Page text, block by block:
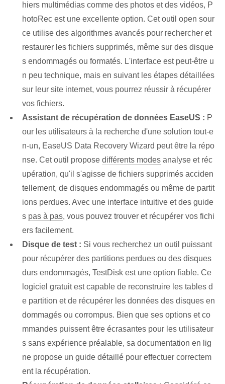
hiers multimédias comme des photos et des vidéos, P
hotoRec est une excellente option. Cet outil open sour
ce utilise des algorithmes avancés pour rechercher et
restaurer les fichiers supprimés, même sur des disque
s endommagés ou formatés. L'interface est peut-être u
n peu technique, mais en suivant les étapes détaillées
sur leur site internet, vous pourrez réussir à récupérer
vos fichiers.
Assistant de récupération de données EaseUS : P
our les utilisateurs à la recherche d'une solution tout-e
n-un, EaseUS Data Recovery Wizard peut être la répo
nse. Cet outil propose différents modes analyse et réc
upération, qu'il s'agisse de fichiers supprimés acciden
tellement, de disques endommagés ou même de partit
ions perdues. Avec une interface intuitive et des guide
s pas à pas, vous pouvez trouver et récupérer vos fichi
ers facilement.
Disque de test : Si vous recherchez un outil puissant
pour récupérer des partitions perdues ou des disques
durs endommagés, TestDisk est une option fiable. Ce
logiciel gratuit est capable de reconstruire les tables d
e partition et de récupérer les données des disques en
dommagés ou corrompus. Bien que ses options et co
mmandes puissent être écrasantes pour les utilisateur
s sans expérience préalable, sa documentation en lig
ne propose un guide détaillé pour effectuer correctem
ent la récupération.